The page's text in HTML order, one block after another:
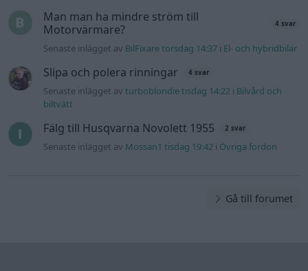
Man man ha mindre ström till
Motorvärmare?
4 svar
Senaste inlägget av BilFixare torsdag 14:37 i El- och hybridbilar
Slipa och polera rinningar 4 svar
Senaste inlägget avturboblondie tisdag 14:22 i Bilvård och
biltvätt
Fälg till Husqvarna Novolett 1955 2 svar
Senaste inlägget av Mossan1 tisdag 19:42 i Övriga fordon
Gå till forumet